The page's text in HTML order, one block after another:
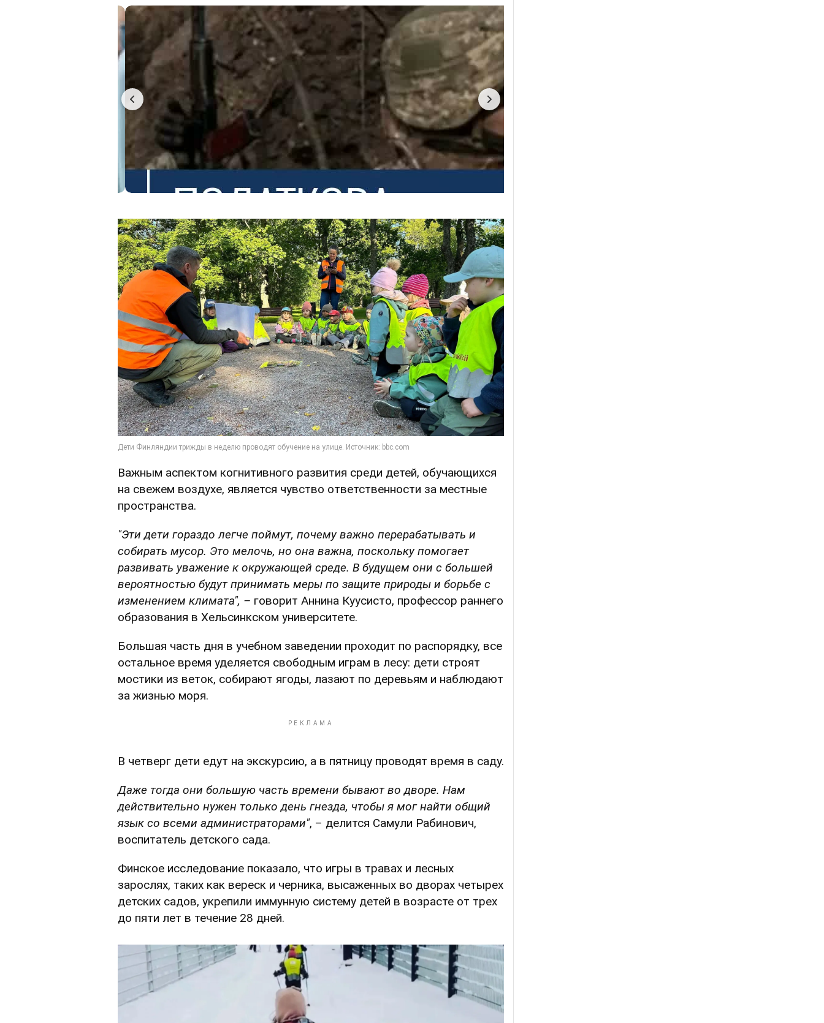
Важным аспектом когнитивного развития среди детей, обучающихся
на свежем воздухе, является чувство ответственности за местные
пространства.
"Эти дети гораздо легче поймут, почему важно перерабатывать и
собирать мусор. Это мелочь, но она важна, поскольку помогает
развивать уважение к окружающей среде. В будущем они с большей
вероятностью будут принимать меры по защите природы и борьбе с
изменением климата", – говорит Аннина Куусисто, профессор раннего
образования в Хельсинкском университете.
Большая часть дня в учебном заведении проходит по распорядку, все
остальное время уделяется свободным играм в лесу: дети строят
мостики из веток, собирают ягоды, лазают по деревьям и наблюдают
за жизнью моря.
В четверг дети едут на экскурсию, а в пятницу проводят время в саду.
Даже тогда они большую часть времени бывают во дворе. Нам
действительно нужен только день гнезда, чтобы я мог найти общий
язык со всеми администраторами", – делится Самули Рабинович,
воспитатель детского сада.
Финское исследование показало, что игры в травах и лесных
зарослях, таких как вереск и черника, высаженных во дворах четырех
детских садов, укрепили иммунную систему детей в возрасте от трех
до пяти лет в течение 28 дней.